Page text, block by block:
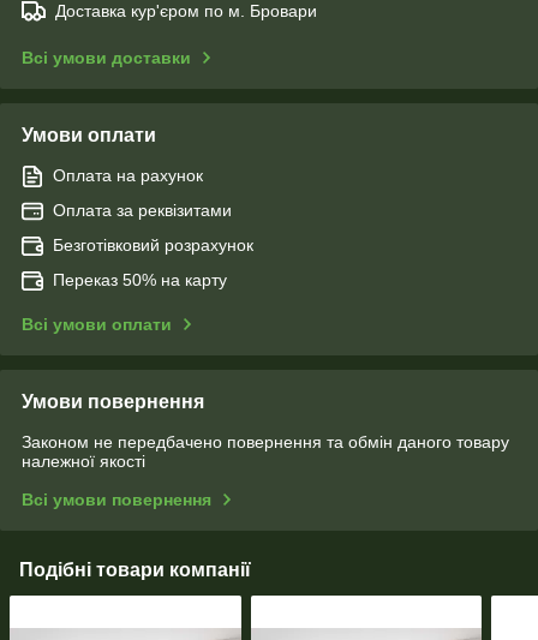
Доставка кур'єром по м. Бровари
Всі умови доставки
Умови оплати
Оплата на рахунок
Оплата за реквізитами
Безготівковий розрахунок
Переказ 50% на карту
Всі умови оплати
Умови повернення
Законом не передбачено повернення та обмін даного товару
належної якості
Всі умови повернення
Подібні товари компанії